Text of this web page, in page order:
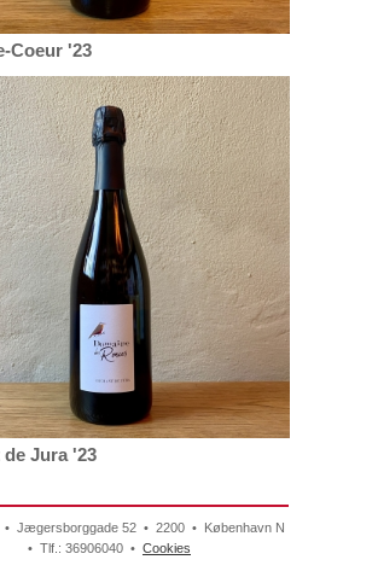
Coeur '23
Jura '23
• Jægersborggade 52 • 2200 • København N
• Tlf.: 36906040 • Cookies